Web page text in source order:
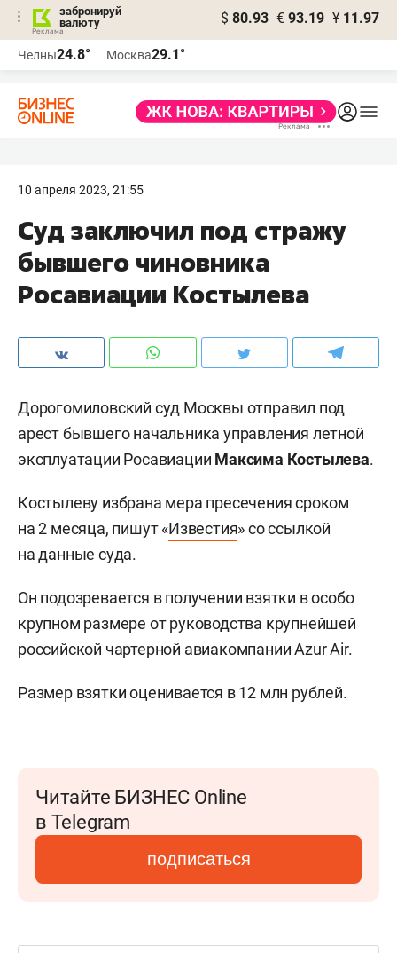
забронируй
валюту
$ 80.93 € 93.19 ¥ 11.97
Челны24.8° Москва29.1°
10 апреля 2023, 21:55
Суд заключил под стражу
бывшего чиновника
Росавиации Костылева
Дорогомиловский суд Москвы отправил под
арест бывшего начальника управления летной
эксплуатации Росавиации Максима Костылева.
Костылеву избрана мера пресечения сроком
на 2 месяца, пишут «Известия» со ссылкой
на данные суда.
Он подозревается в получении взятки в особо
крупном размере от руководства крупнейшей
российской чартерной авиакомпании Azur Air.
Размер взятки оценивается в 12 млн рублей.
Читайте БИЗНЕС Online
в Telegram
подписаться